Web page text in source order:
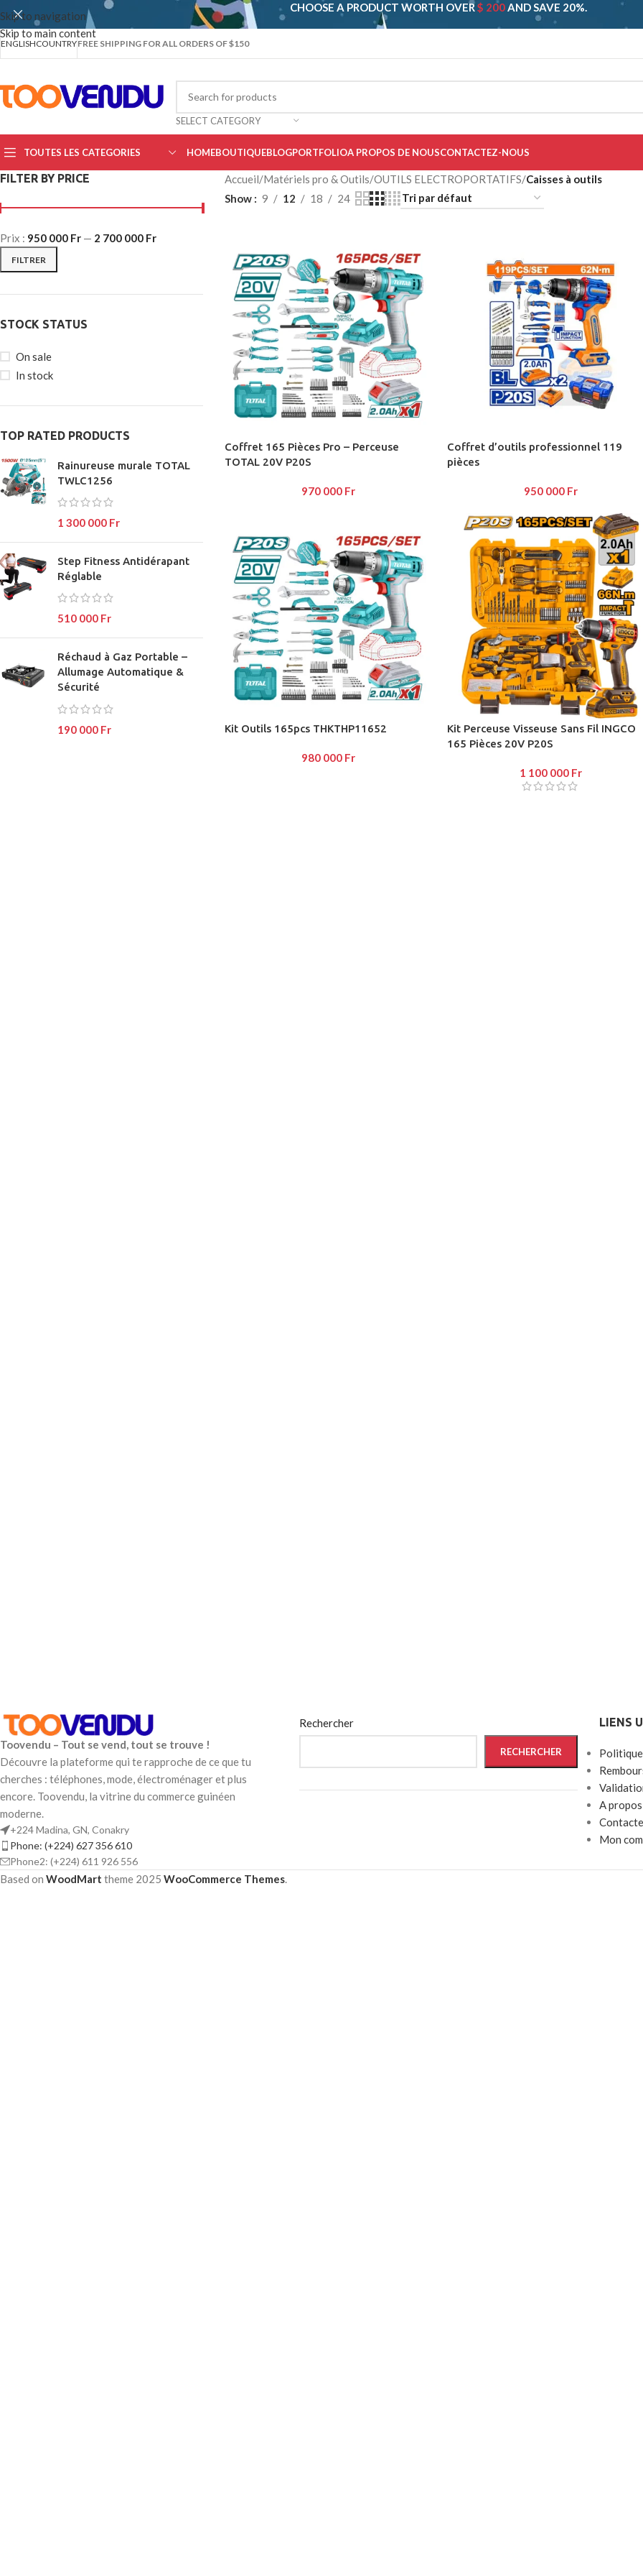
Skip to navigation
Skip to main content
CHOOSE A PRODUCT WORTH OVER$ 200AND SAVE 20%.
ENGLISHCOUNTRYFREE SHIPPING FOR ALL ORDERS OF $150
SELECT CATEGORY
TOUTES LES CATEGORIES HOMEBOUTIQUE
SHOP LAYOUTS
Filters area
AJAX Shop
Hidden sidebar
HOT
No page heading
Small categories menu
With background
Category description
BLOGPORTFOLIOA PROPOS DE NOUSCONTACTEZ-NOUS
SHOP LAYOUTS
Filters area
AJAX Shop
No page heading
Products list view
With background
Category description
Header overlap
Infinit scrolling
Load more button
FILTER BY PRICE
FILTRER
Prix : 950 000 Fr — 2 700 000 Fr
STOCK STATUS
On sale
In stock
TOP RATED PRODUCTS
Rainureuse murale TOTAL
TWLC1256
1 300 000 Fr
Step Fitness Antidérapant
Réglable
510 000 Fr
Réchaud à Gaz Portable –
Allumage Automatique &
Sécurité
190 000 Fr
Accueil/Matériels pro & Outils/OUTILS ELECTROPORTATIFS/Caisses à outils
Show
9 12 18 24
Coffret 165 Pièces Pro – Perceuse
TOTAL 20V P20S
970 000 Fr
Coffret d’outils professionnel 119
pièces
950 000 Fr
Kit Outils 165pcs THKTHP11652
980 000 Fr
Kit Perceuse Visseuse Sans Fil INGCO
165 Pièces 20V P20S
1 100 000 Fr
Toovendu – Tout se vend, tout se trouve !
Découvre la plateforme qui te rapproche de ce que tu
cherches : téléphones, mode, électroménager et plus
encore. Toovendu, la vitrine du commerce guinéen
moderne.
+224 Madina, GN, Conakry
Phone: (+224) 627 356 610
Phone2: (+224) 611 926 556
Rechercher
RECHERCHER
LIENS
A
Mon
Based on WoodMart theme 2025 WooCommerce Themes